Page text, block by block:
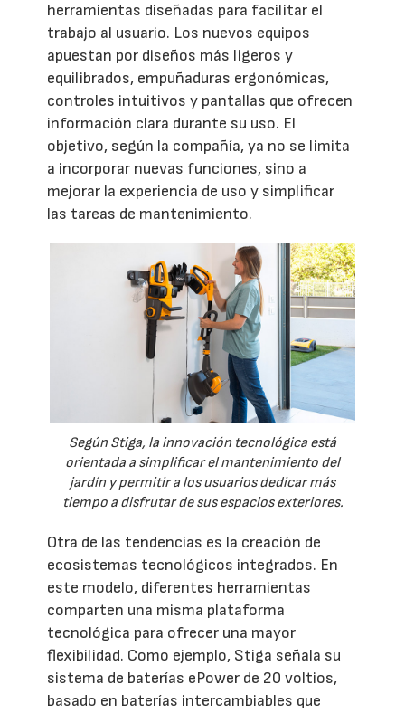
herramientas diseñadas para facilitar el
trabajo al usuario. Los nuevos equipos
apuestan por diseños más ligeros y
equilibrados, empuñaduras ergonómicas,
controles intuitivos y pantallas que ofrecen
información clara durante su uso. El
objetivo, según la compañía, ya no se limita
a incorporar nuevas funciones, sino a
mejorar la experiencia de uso y simplificar
las tareas de mantenimiento.
Según Stiga, la innovación tecnológica está
orientada a simplificar el mantenimiento del
jardín y permitir a los usuarios dedicar más
tiempo a disfrutar de sus espacios exteriores.
Otra de las tendencias es la creación de
ecosistemas tecnológicos integrados. En
este modelo, diferentes herramientas
comparten una misma plataforma
tecnológica para ofrecer una mayor
flexibilidad. Como ejemplo, Stiga señala su
sistema de baterías ePower de 20 voltios,
basado en baterías intercambiables que